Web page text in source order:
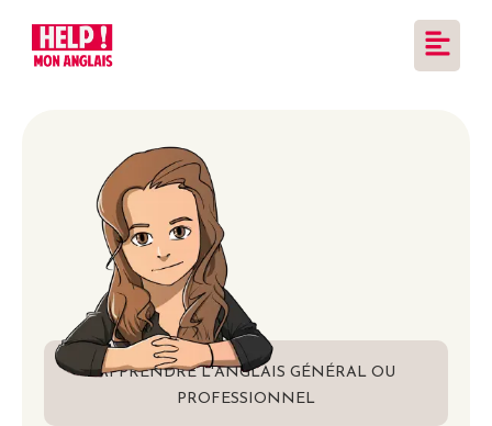
APPRENDRE L'ANGLAIS GÉNÉRAL OU
PROFESSIONNEL